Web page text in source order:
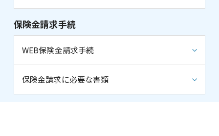
保険金請求手続
WEB保険金請求手続
保険金請求に必要な書類